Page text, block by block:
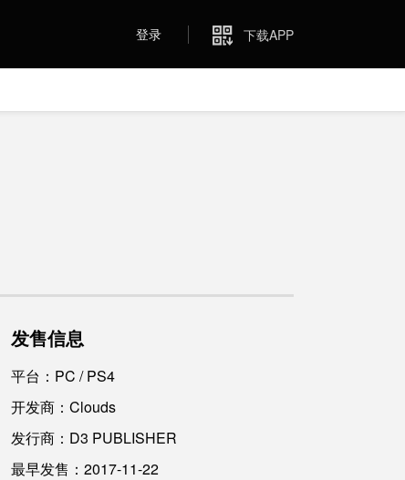
登录 下载APP
发售信息
平台：PC / PS4
开发商：Clouds
发行商：D3 PUBLISHER
最早发售：2017-11-22